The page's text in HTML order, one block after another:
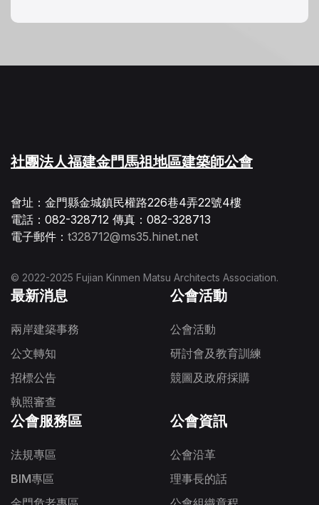
社團法人福建金門馬祖地區建築師公會
會址：金門縣金城鎮民權路226巷4弄22號4樓
電話：082-328712 傳真：082-328713
電子郵件： t328712@ms35.hinet.net
© 2022-2025 Fujian Kinmen Matsu Architects Association.
最新消息
兩岸建築事務
公文轉知
招標公告
執照審查
公會活動
公會活動
研討會及教育訓練
競圖及政府採購
公會服務區
法規專區
BIM專區
公會資訊
公會沿革
理事長的話